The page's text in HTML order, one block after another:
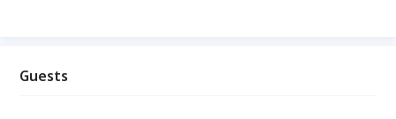
Guests